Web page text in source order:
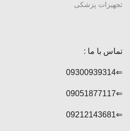
تجهیزات پزشکی
تماس با ما :
⇐09300939314
⇐09051877117
⇐09212143681